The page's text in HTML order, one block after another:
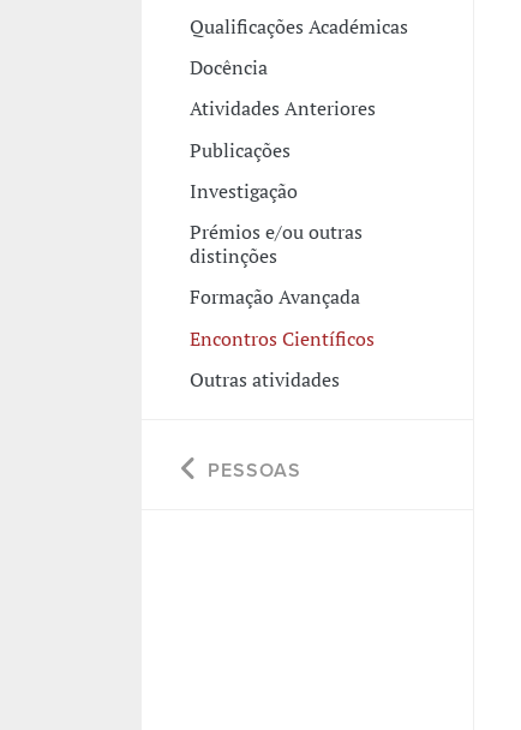
Qualificações Académicas
Docência
Atividades Anteriores
Publicações
Investigação
Prémios e/ou outras
distinções
Formação Avançada
Encontros Científicos
Outras atividades
PESSOAS